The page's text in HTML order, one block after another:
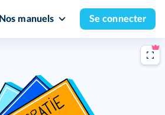
Nos manuels Se connecter